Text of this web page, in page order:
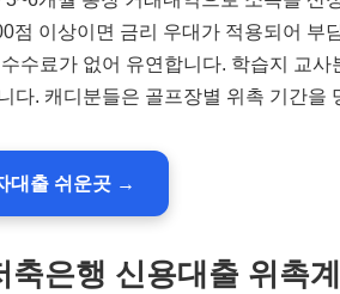
점 이상이면 금리 우대가 적용되어 부
수료가 없어 유연합니다. 학습지 교
다. 캐디분들은 골프장별 위촉 기간을
대출 쉬운곳 →
축은행 신용대출 위촉